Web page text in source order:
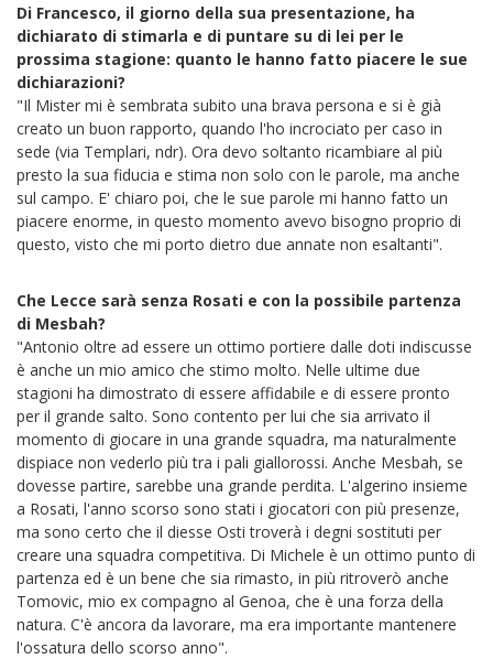
Di Francesco, il giorno della sua presentazione, ha
dichiarato di stimarla e di puntare su di lei per le
prossima stagione: quanto le hanno fatto piacere le sue
dichiarazioni?
"Il Mister mi è sembrata subito una brava persona e si è già
creato un buon rapporto, quando l'ho incrociato per caso in
sede (via Templari, ndr). Ora devo soltanto ricambiare al più
presto la sua fiducia e stima non solo con le parole, ma anche
sul campo. E' chiaro poi, che le sue parole mi hanno fatto un
piacere enorme, in questo momento avevo bisogno proprio di
questo, visto che mi porto dietro due annate non esaltanti".
Che Lecce sarà senza Rosati e con la possibile partenza
di Mesbah?
"Antonio oltre ad essere un ottimo portiere dalle doti indiscusse
è anche un mio amico che stimo molto. Nelle ultime due
stagioni ha dimostrato di essere affidabile e di essere pronto
per il grande salto. Sono contento per lui che sia arrivato il
momento di giocare in una grande squadra, ma naturalmente
dispiace non vederlo più tra i pali giallorossi. Anche Mesbah, se
dovesse partire, sarebbe una grande perdita. L'algerino insieme
a Rosati, l'anno scorso sono stati i giocatori con più presenze,
ma sono certo che il diesse Osti troverà i degni sostituti per
creare una squadra competitiva. Di Michele è un ottimo punto di
partenza ed è un bene che sia rimasto, in più ritroverò anche
Tomovic, mio ex compagno al Genoa, che è una forza della
natura. C'è ancora da lavorare, ma era importante mantenere
l'ossatura dello scorso anno".